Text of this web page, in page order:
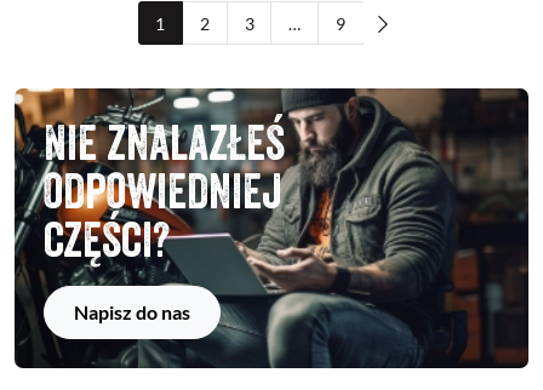
1 2 3 … 9
Nie znalazłeś
odpowiedniej
części?
Napisz do nas